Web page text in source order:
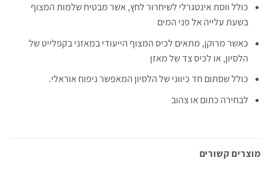
כולל ווסת אינטגרלי לשיחרור לחץ, אשר מבטיח שלמות המצוף
בשעת עלייה אל פני המים
כאשר מרוקן, מתאים לכיס המצוף הייעודי במאזני בקפלייט של
הלסיון, או לכיס צד של מאזן
כולל שסתום חד כיווני של הלסיון המאפשר ניפוח אוראלי.
לבחירה כתום או צהוב
מוצרים קשורים